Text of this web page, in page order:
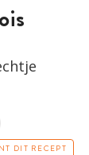
DIT RECEPT